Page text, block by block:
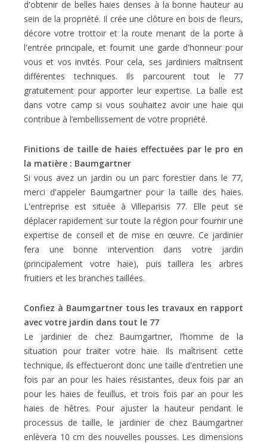
d'obtenir de belles haies denses à la bonne hauteur au
sein de la propriété. Il crée une clôture en bois de fleurs,
décore votre trottoir et la route menant de la porte à
l'entrée principale, et fournit une garde d'honneur pour
vous et vos invités. Pour cela, ses jardiniers maîtrisent
différentes techniques. Ils parcourent tout le 77
gratuitement pour apporter leur expertise. La balle est
dans votre camp si vous souhaitez avoir une haie qui
contribue à l’embellissement de votre propriété.
Finitions de taille de haies effectuées par le pro en
la matière : Baumgartner
Si vous avez un jardin ou un parc forestier dans le 77,
merci d'appeler Baumgartner pour la taille des haies.
L'entreprise est située à Villeparisis 77. Elle peut se
déplacer rapidement sur toute la région pour fournir une
expertise de conseil et de mise en œuvre. Ce jardinier
fera une bonne intervention dans votre jardin
(principalement votre haie), puis taillera les arbres
fruitiers et les branches taillées.
Confiez à Baumgartner tous les travaux en rapport
avec votre jardin dans tout le 77
Le jardinier de chez Baumgartner, l’homme de la
situation pour traiter votre haie. Ils maîtrisent cette
technique, ils effectueront donc une taille d'entretien une
fois par an pour les haies résistantes, deux fois par an
pour les haies de feuillus, et trois fois par an pour les
haies de hêtres. Pour ajuster la hauteur pendant le
processus de taille, le jardinier de chez Baumgartner
enlèvera 10 cm des nouvelles pousses. Les dimensions